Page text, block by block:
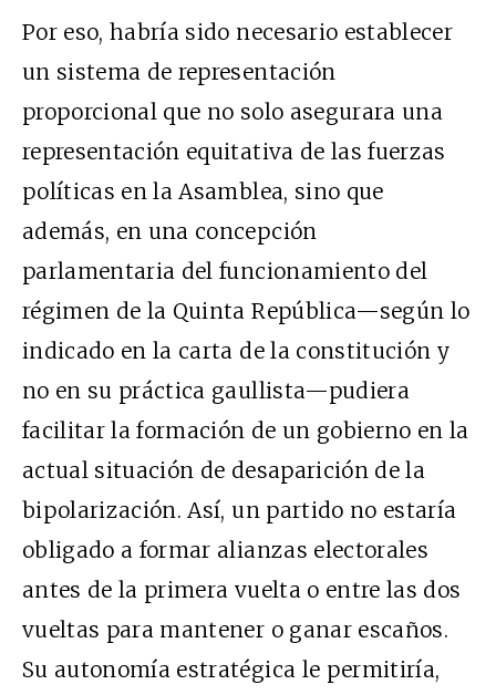
Por eso, habría sido necesario establecer
un sistema de representación
proporcional que no solo asegurara una
representación equitativa de las fuerzas
políticas en la Asamblea, sino que
además, en una concepción
parlamentaria del funcionamiento del
régimen de la Quinta República—según lo
indicado en la carta de la constitución y
no en su práctica gaullista—pudiera
facilitar la formación de un gobierno en la
actual situación de desaparición de la
bipolarización. Así, un partido no estaría
obligado a formar alianzas electorales
antes de la primera vuelta o entre las dos
vueltas para mantener o ganar escaños.
Su autonomía estratégica le permitiría,